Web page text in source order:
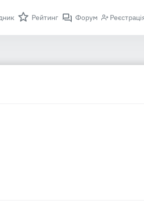
Рейтинг Форум